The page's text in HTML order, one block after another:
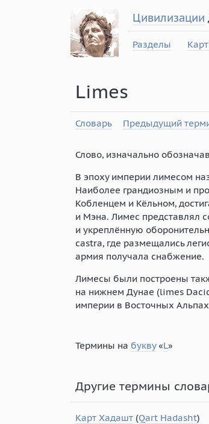
Цивилизации
Разделы
Limes
Словарь Предыдущий
Слово, изначально
В эпоху империи лимесом
Наиболее грандиозным и
Кобленцем и Кёльном,
и Мэна. Лимес представлял
и укреплённую
castra, где размещались
армия получала снабжение.
Лимесы были построены
на нижнем Дунае (limes
империи в Восточных
Термины на букву«L»
Другие термины
Карт Хадашт(Qart Hadasht)